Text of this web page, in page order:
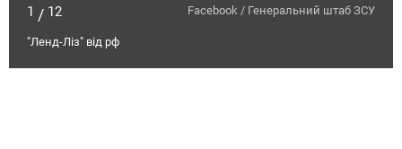
1 / 12 Facebook / Генеральний штаб ЗСУ
"Ленд-Ліз" від рф